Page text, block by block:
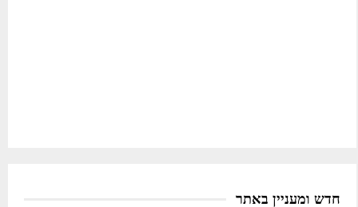
חדש ומעניין באתר